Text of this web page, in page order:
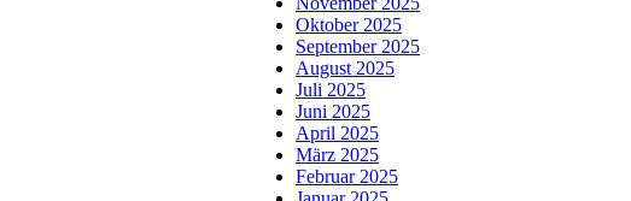
Oktober 2025
September 2025
August 2025
Juli 2025
Juni 2025
April 2025
März 2025
Februar 2025